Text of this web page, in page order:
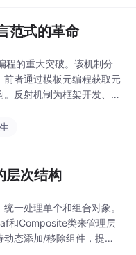
范式的革命
程的重大突破。该机制分
者通过模板元编程获取元
反射机制为框架开发、序
升C++的灵活性，推动生
层次结构
一处理单个和组合对象。
和Composite类来管理层
态添加/移除组件，提高